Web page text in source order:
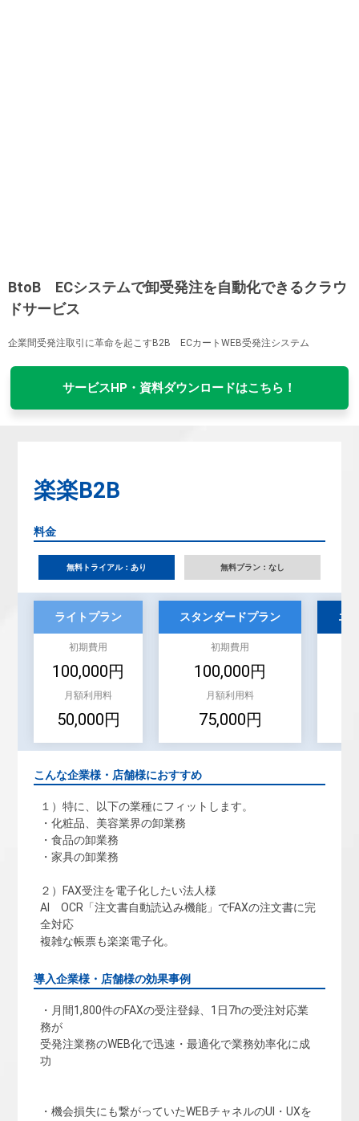
BtoB ECシステムで卸受発注を自動化できるクラウ
ドサービス
企業間受発注取引に革命を起こすB2B ECカートWEB受発注システム
サービスHP・資料ダウンロードはこちら！
楽楽B2B
料金
無料トライアル：あり 無料プラン：なし
ライトプラン
初期費用
100,000円
月額利用料
50,000円
スタンダードプラン
初期費用
100,000円
月額利用料
75,000円
エ
こんな企業様・店舗様におすすめ
１）特に、以下の業種にフィットします。
・化粧品、美容業界の卸業務
・食品の卸業務
・家具の卸業務
２）FAX受注を電子化したい法人様
AI OCR「注文書自動読込み機能」でFAXの注文書に完
全対応
複雑な帳票も楽楽電子化。
導入企業様・店舗様の効果事例
・月間1,800件のFAXの受注登録、1日7hの受注対応業
務が
受発注業務のWEB化で迅速・最適化で業務効率化に成
功
・機会損失にも繋がっていたWEBチャネルのUI・UXを